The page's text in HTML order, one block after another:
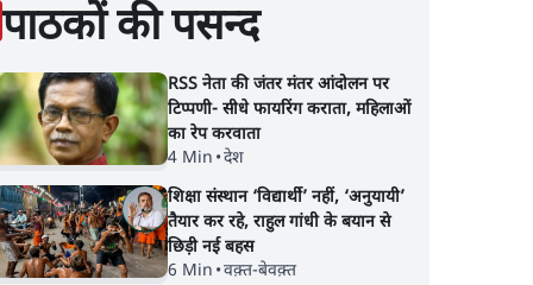
पाठकों की पसन्द
RSS नेता की जंतर मंतर आंदोलन पर
टिप्पणी- सीधे फायरिंग कराता, महिलाओं
का रेप करवाता
4 Min •देश
शिक्षा संस्थान ‘विद्यार्थी’ नहीं, ‘अनुयायी’
तैयार कर रहे, राहुल गांधी के बयान से
छिड़ी नई बहस
6 Min •वक़्त-बेवक़्त